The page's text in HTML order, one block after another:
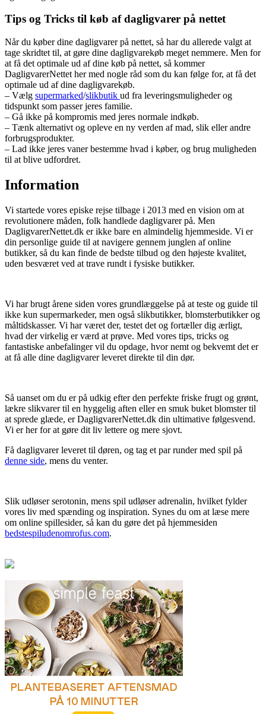
Tips og Tricks til køb af dagligvarer på nettet
Når du køber dine dagligvarer på nettet, så har du allerede valgt at
tage skridtet til, at gøre dine dagligvarekøb meget nemmere. Men for
at få det optimale ud af dine køb på nettet, så kommer
DagligvarerNettet her med nogle råd som du kan følge for, at få det
optimale ud af dine dagligvarekøb.
– Vælg supermarked/slikbutik ud fra leveringsmuligheder og
tidspunkt som passer jeres familie.
– Gå ikke på kompromis med jeres normale indkøb.
– Tænk alternativt og opleve en ny verden af mad, slik eller andre
forbrugsprodukter.
– Lad ikke jeres vaner bestemme hvad i køber, og brug muligheden
til at blive udfordret.
Information
Vi startede vores episke rejse tilbage i 2013 med en vision om at
revolutionere måden, folk handlede dagligvarer på. Men
DagligvarerNettet.dk er ikke bare en almindelig hjemmeside. Vi er
din personlige guide til at navigere gennem junglen af online
butikker, så du kan finde de bedste tilbud og den højeste kvalitet,
uden besværet ved at trave rundt i fysiske butikker.
Vi har brugt årene siden vores grundlæggelse på at teste og guide til
ikke kun supermarkeder, men også slikbutikker, blomsterbutikker og
måltidskasser. Vi har været der, testet det og fortæller dig ærligt,
hvad der virkelig er værd at prøve. Med vores tips, tricks og
fantastiske anbefalinger vil du opdage, hvor nemt og bekvemt det er
at få alle dine dagligvarer leveret direkte til din dør.
Så uanset om du er på udkig efter den perfekte friske frugt og grønt,
lækre slikvarer til en hyggelig aften eller en smuk buket blomster til
at sprede glæde, er DagligvarerNettet.dk din ultimative følgesvend.
Vi er her for at gøre dit liv lettere og mere sjovt.
Få dagligvarer leveret til døren, og tag et par runder med spil på
denne side, mens du venter.
Slik udløser serotonin, mens spil udløser adrenalin, hvilket fylder
vores liv med spænding og inspiration. Synes du om at læse mere
om online spillesider, så kan du gøre det på hjemmesiden
bedstespiludenomrofus.com.